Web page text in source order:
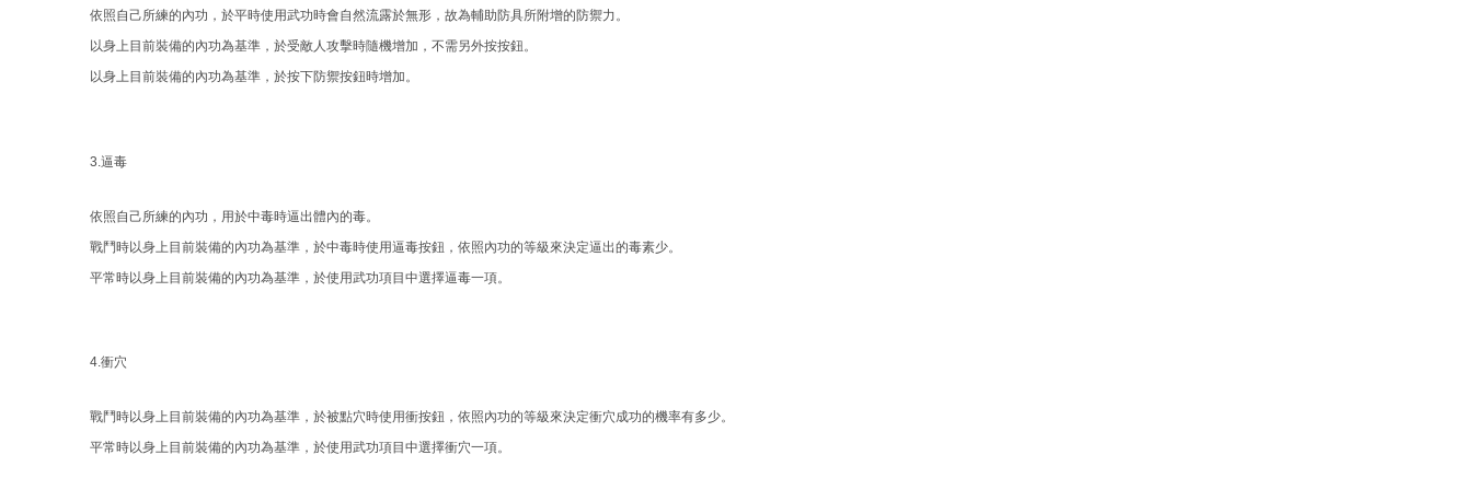
依照自己所練的內功，於平時使用武功時會自然流露於無形，故為輔助防具所附增的防禦力。
以身上目前裝備的內功為基準，於受敵人攻擊時隨機增加，不需另外按按鈕。
以身上目前裝備的內功為基準，於按下防禦按鈕時增加。
3.逼毒
依照自己所練的內功，用於中毒時逼出體內的毒。
戰鬥時以身上目前裝備的內功為基準，於中毒時使用逼毒按鈕，依照內功的等級來決定逼出的毒素少。
平常時以身上目前裝備的內功為基準，於使用武功項目中選擇逼毒一項。
4.衝穴
戰鬥時以身上目前裝備的內功為基準，於被點穴時使用衝按鈕，依照內功的等級來決定衝穴成功的機率有多少。
平常時以身上目前裝備的內功為基準，於使用武功項目中選擇衝穴一項。